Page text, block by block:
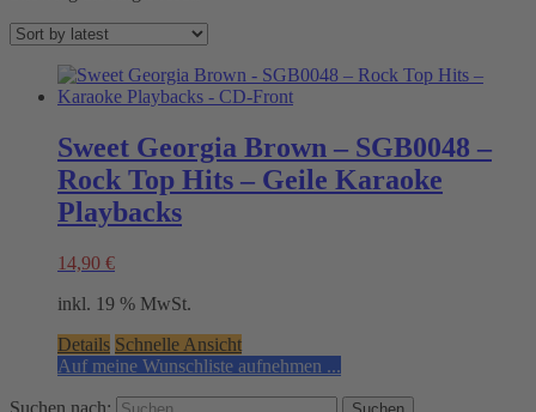
Sweet Georgia Brown – SGB0048 –
Rock Top Hits – Geile Karaoke
Playbacks
14,90 €
inkl. 19 % MwSt.
Details Schnelle Ansicht
Auf meine Wunschliste aufnehmen ...
Suchen nach: